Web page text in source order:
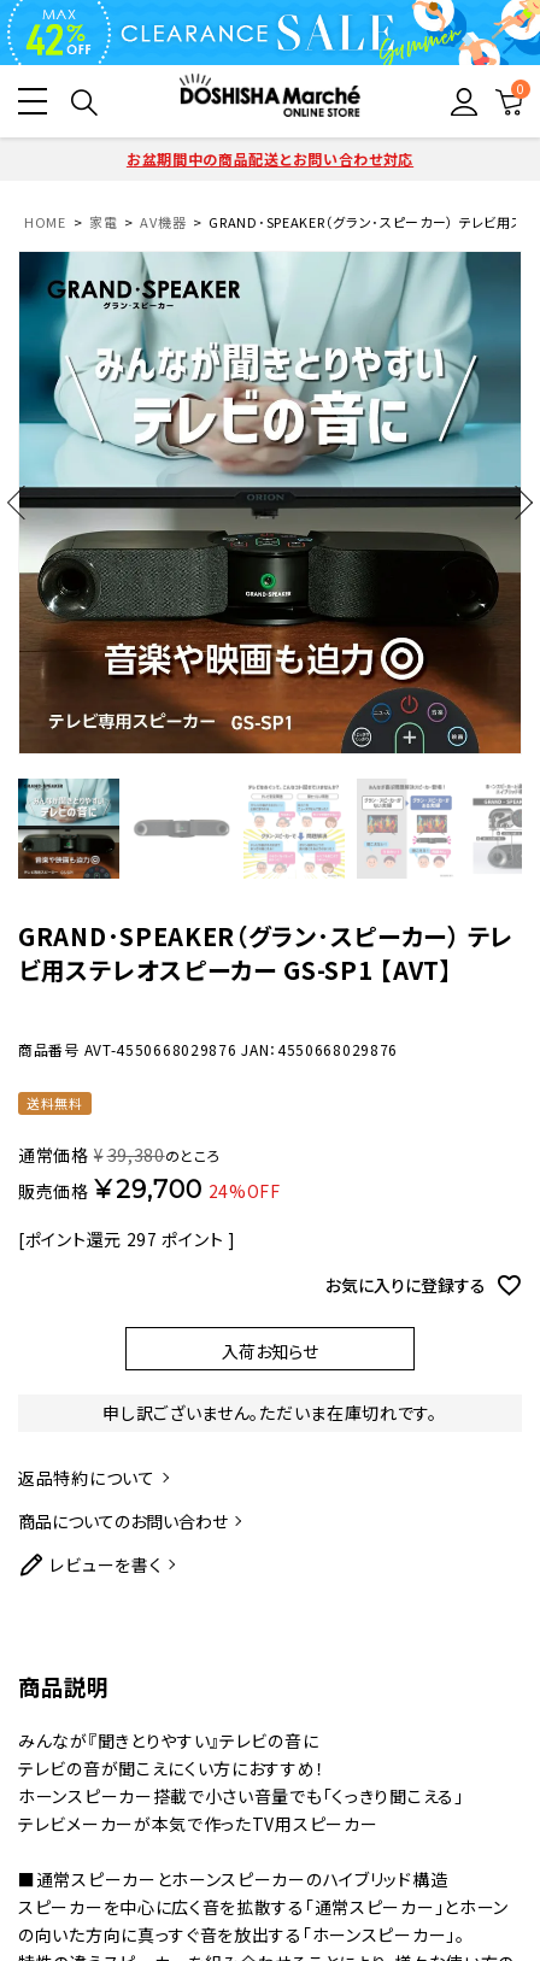
0
お盆期間中の商品配送とお問い合わせ対応
HOME 家電 AV機器 GRAND･SPEAKER（グラン･スピーカー） テレビ用ス
GRAND･SPEAKER（グラン･スピーカー） テレ
ビ用ステレオスピーカー GS-SP1 【AVT】
商品番号 AVT-4550668029876 JAN：4550668029876
送料無料
通常価格 ¥39,380のところ
販売価格 ¥29,700 24%OFF
[ポイント還元 297 ポイント ]
お気に入りに登録する
入荷お知らせ
申し訳ございません。ただいま在庫切れです。
返品特約について
商品についてのお問い合わせ
レビューを書く
商品説明
みんなが『聞きとりやすい』テレビの音に
テレビの音が聞こえにくい方におすすめ！
ホーンスピーカー搭載で小さい音量でも「くっきり聞こえる」
テレビメーカーが本気で作ったTV用スピーカー
■通常スピーカーとホーンスピーカーのハイブリッド構造
スピーカーを中心に広く音を拡散する「通常スピーカー」とホーン
の向いた方向に真っすぐ音を放出する「ホーンスピーカー」。